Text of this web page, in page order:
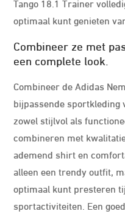
optimaal kunt genieten
Combineer ze met
een complete look.
Combineer de Adidas
bijpassende sportkleding
zowel stijlvol als
combineren met
ademend shirt en
alleen een trendy outfit,
optimaal kunt presteren
sportactiviteiten. Een